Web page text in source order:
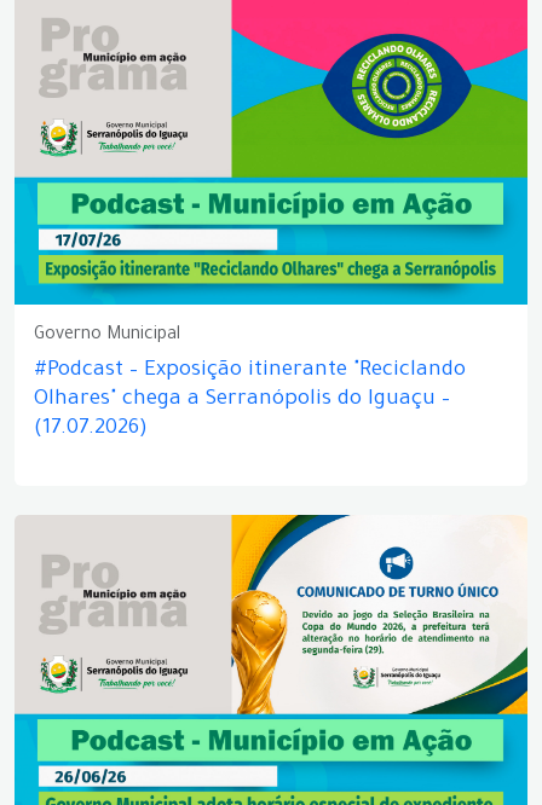
Governo Municipal
#Podcast – Exposição itinerante "Reciclando
Olhares" chega a Serranópolis do Iguaçu –
(17.07.2026)